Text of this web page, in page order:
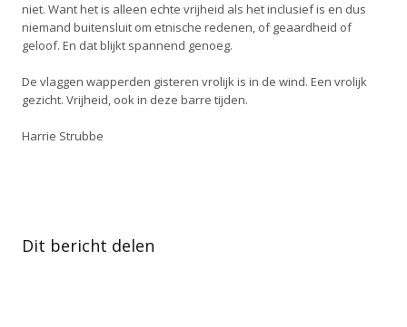
niet. Want het is alleen echte vrijheid als het inclusief is en dus
niemand buitensluit om etnische redenen, of geaardheid of
geloof. En dat blijkt spannend genoeg.
De vlaggen wapperden gisteren vrolijk is in de wind. Een vrolijk
gezicht. Vrijheid, ook in deze barre tijden.
Harrie Strubbe
Dit bericht delen